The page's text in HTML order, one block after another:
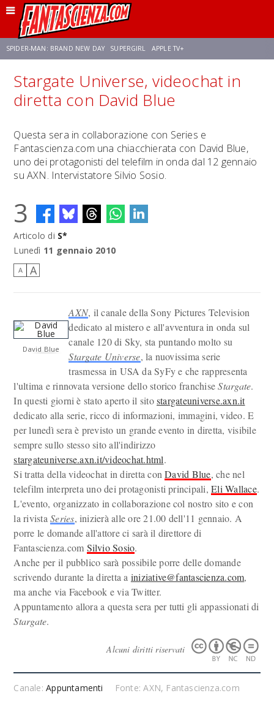
SPIDER-MAN: BRAND NEW DAY SUPERGIRL APPLE TV+
FRANCO RICCIARDIELLO ZENDAYA STAR TREK AVENGERS: DOOMSDAY
Stargate Universe, videochat in
diretta con David Blue
Questa sera in collaborazione con Series e
Fantascienza.com una chiacchierata con David Blue,
uno dei protagonisti del telefilm in onda dal 12 gennaio
su AXN. Intervistatore Silvio Sosio.
3
Articolo di S*
Lunedì 11 gennaio 2010
A A
David Blue
AXN, il canale della Sony Pictures Television
dedicato al mistero e all'avventura in onda sul
canale 120 di Sky, sta puntando molto su
Stargate Universe, la nuovissima serie
trasmessa in USA da SyFy e che rappresenta
l'ultima e rinnovata versione dello storico franchiseStargate.
In questi giorni è stato aperto il sitostargateuniverse.axn.it
dedicato alla serie, ricco di informazioni, immagini, video. E
per lunedì sera è previsto un grande evento in diretta, visibile
sempre sullo stesso sito all'indirizzo
stargateuniverse.axn.it/videochat.html.
Si tratta della videochat in diretta conDavid Blue, che nel
telefilm interpreta uno dei protagonisti principali,Eli Wallace.
L'evento, organizzato in collaborazione col nostro sito e con
la rivistaSeries, inizierà alle ore 21.00 dell'11 gennaio. A
porre le domande all'attore ci sarà il direttore di
Fantascienza.com Silvio Sosio.
Anche per il pubblico sarà possibile porre delle domande
scrivendo durante la diretta a iniziative@fantascienza.com,
ma anche via Facebook e via Twitter.
Appuntamento allora a questa sera per tutti gli appassionati di
Stargate.
Alcuni diritti riservati
Canale:Appuntamenti
Fonte: AXN, Fantascienza.com